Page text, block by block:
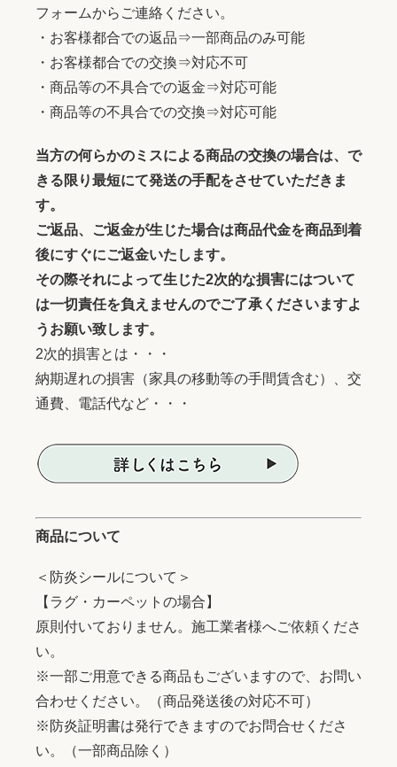
フォームからご連絡ください。
・お客様都合での返品⇒一部商品のみ可能
・お客様都合での交換⇒対応不可
・商品等の不具合での返金⇒対応可能
・商品等の不具合での交換⇒対応可能
当方の何らかのミスによる商品の交換の場合は、で
きる限り最短にて発送の手配をさせていただきま
す。
ご返品、ご返金が生じた場合は商品代金を商品到着
後にすぐにご返金いたします。
その際それによって生じた2次的な損害にはついて
は一切責任を負えませんのでご了承くださいますよ
うお願い致します。
2次的損害とは・・・
納期遅れの損害（家具の移動等の手間賃含む）、交
通費、電話代など・・・
商品について
＜防炎シールについて＞
【ラグ・カーペットの場合】
原則付いておりません。施工業者様へご依頼くださ
い。
※一部ご用意できる商品もございますので、お問い
合わせください。（商品発送後の対応不可）
※防炎証明書は発行できますのでお問合せくださ
い。（一部商品除く）